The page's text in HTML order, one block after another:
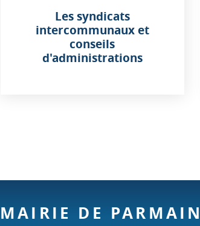
Les syndicats
intercommunaux et
conseils
d'administrations
MAIRIE DE PARMAIN